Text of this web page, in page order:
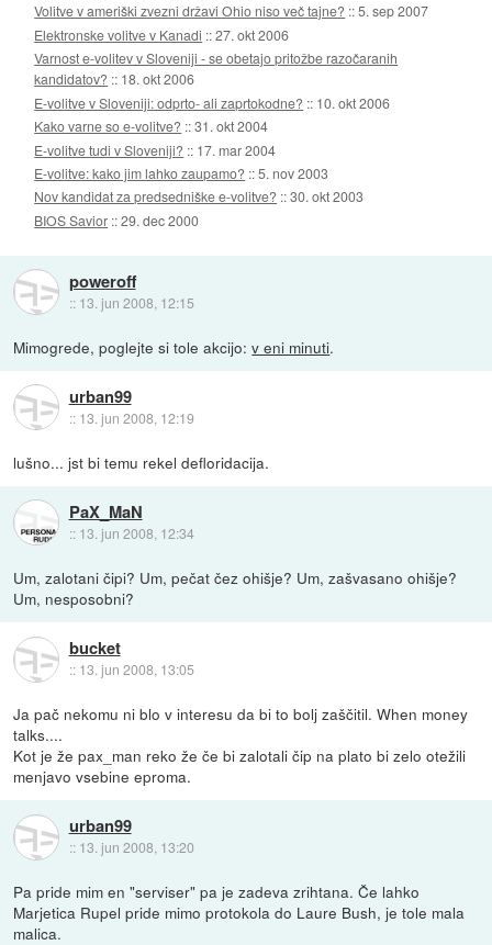
Volitve v ameriški zvezni državi Ohio niso več tajne? ::5. sep 2007
Elektronske volitve v Kanadi ::27. okt 2006
Varnost e-volitev v Sloveniji - se obetajo pritožbe razočaranih
kandidatov? :: 18. okt 2006
E-volitve v Sloveniji: odprto- ali zaprtokodne? :: 10. okt 2006
Kako varne so e-volitve? ::31. okt 2004
E-volitve tudi v Sloveniji? :: 17. mar 2004
E-volitve: kako jim lahko zaupamo? ::5. nov 2003
Nov kandidat za predsedniške e-volitve? ::30. okt 2003
BIOS Savior ::29. dec 2000
poweroff
:: 13. jun 2008, 12:15
Mimogrede, poglejte si tole akcijo:v eni minuti.
urban99
:: 13. jun 2008, 12:19
lušno... jst bi temu rekel defloridacija.
PaX_MaN
:: 13. jun 2008, 12:34
Um, zalotani čipi? Um, pečat čez ohišje? Um, zašvasano ohišje?
Um, nesposobni?
bucket
:: 13. jun 2008, 13:05
Ja pač nekomu ni blo v interesu da bi to bolj zaščitil. When money
talks....
Kot je že pax_man reko že če bi zalotali čip na plato bi zelo otežili
menjavo vsebine eproma.
urban99
:: 13. jun 2008, 13:20
Pa pride mim en "serviser" pa je zadeva zrihtana. Če lahko
Marjetica Rupel pride mimo protokola do Laure Bush, je tole mala
malica.